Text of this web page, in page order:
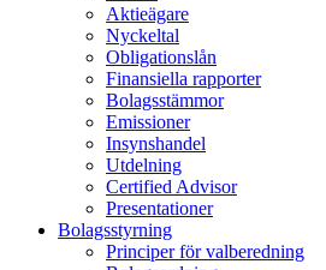
Aktieägare
Nyckeltal
Obligationslån
Finansiella rapporter
Bolagsstämmor
Emissioner
Insynshandel
Utdelning
Certified Advisor
Presentationer
Bolagsstyrning
Principer för valberedning